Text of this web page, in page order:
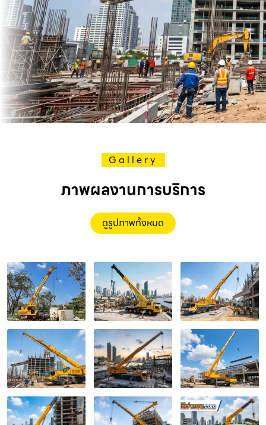
Gallery
ภาพผลงานการบริการ
ดูรูปภาพทั้งหมด